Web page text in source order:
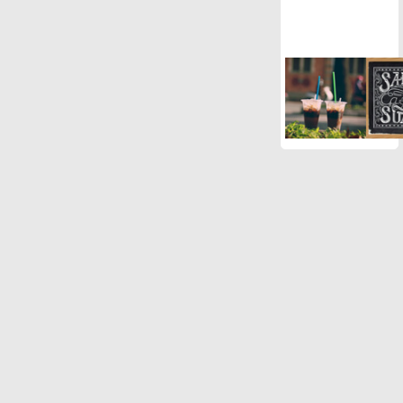
Khu đô thị Thủ Thiêm
sau hơn 20 năm quy